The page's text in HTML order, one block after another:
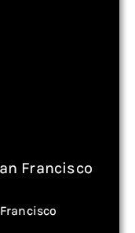
Francisco